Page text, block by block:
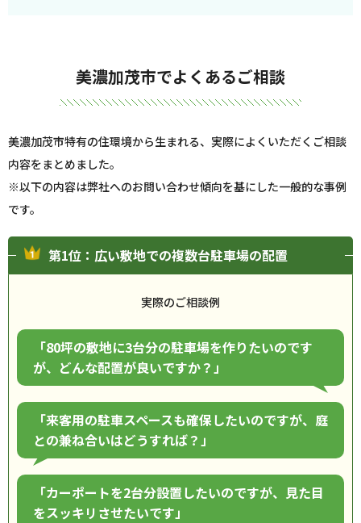
美濃加茂市でよくあるご相談
美濃加茂市特有の住環境から生まれる、実際によくいただくご相談
内容をまとめました。
※以下の内容は弊社へのお問い合わせ傾向を基にした一般的な事例
です。
第1位：広い敷地での複数台駐車場の配置
実際のご相談例
「80坪の敷地に3台分の駐車場を作りたいのです
が、どんな配置が良いですか？」
「来客用の駐車スペースも確保したいのですが、庭
との兼ね合いはどうすれば？」
「カーポートを2台分設置したいのですが、見た目
をスッキリさせたいです」